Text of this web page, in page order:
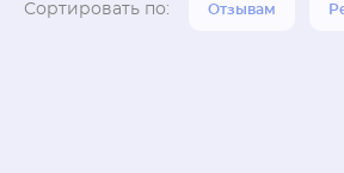
Сортировать по: Отзывам